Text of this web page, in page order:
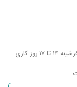
تحویل محصول پرده ۱۰ تا ۱۲ روز کاری و روتختی و فرشینه ۱۴ تا ۱۷ روز کاری